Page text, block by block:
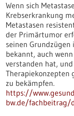
Wenn sich
Krebserkrankung
Metastasen
der Primärtumor
seinen
bekannt, auch
verstanden hat,
Therapiekonzepten
zu bekämpfen.
https://
bw.de/fachbeitrag/